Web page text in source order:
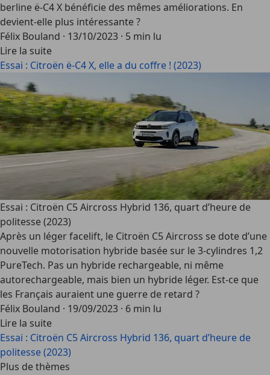
berline ë-C4 X bénéficie des mêmes améliorations. En
devient-elle plus intéressante ?
Félix Bouland · 13/10/2023 · 5 min lu
Lire la suite
Essai : Citroën ë-C4 X, elle a du coffre ! (2023)
Essai : Citroën C5 Aircross Hybrid 136, quart d’heure de
politesse (2023)
Après un léger facelift, le Citroën C5 Aircross se dote d’une
nouvelle motorisation hybride basée sur le 3-cylindres 1,2
PureTech. Pas un hybride rechargeable, ni même
autorechargeable, mais bien un hybride léger. Est-ce que
les Français auraient une guerre de retard ?
Félix Bouland · 19/09/2023 · 6 min lu
Lire la suite
Essai : Citroën C5 Aircross Hybrid 136, quart d’heure de
politesse (2023)
Plus de thèmes